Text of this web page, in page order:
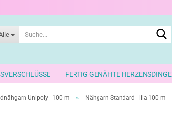
FERTIG GENÄHTE HERZENSDINGE
Unipoly - 100 m » Nähgarn Standard - lila 100 m